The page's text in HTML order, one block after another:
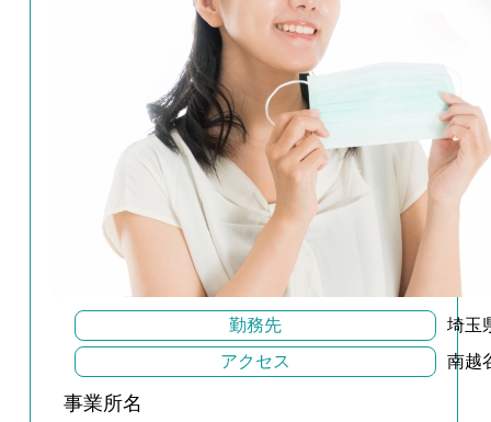
勤務先
埼玉
アクセス
南越
事業所名